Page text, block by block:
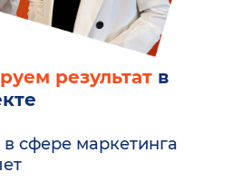
результат в
сфере маркетинга